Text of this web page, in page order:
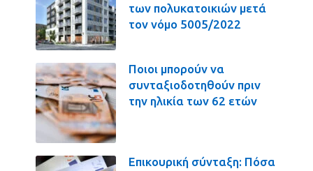
των πολυκατοικιών μετά
τον νόμο 5005/2022
Ποιοι μπορούν να
συνταξιοδοτηθούν πριν
την ηλικία των 62 ετών
Επικουρική σύνταξη: Πόσα